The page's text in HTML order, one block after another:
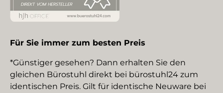
Für Sie immer zum besten Preis
*Günstiger gesehen? Dann erhalten Sie den
gleichen Bürostuhl direkt bei bürostuhl24 zum
identischen Preis. Gilt für identische Neuware bei